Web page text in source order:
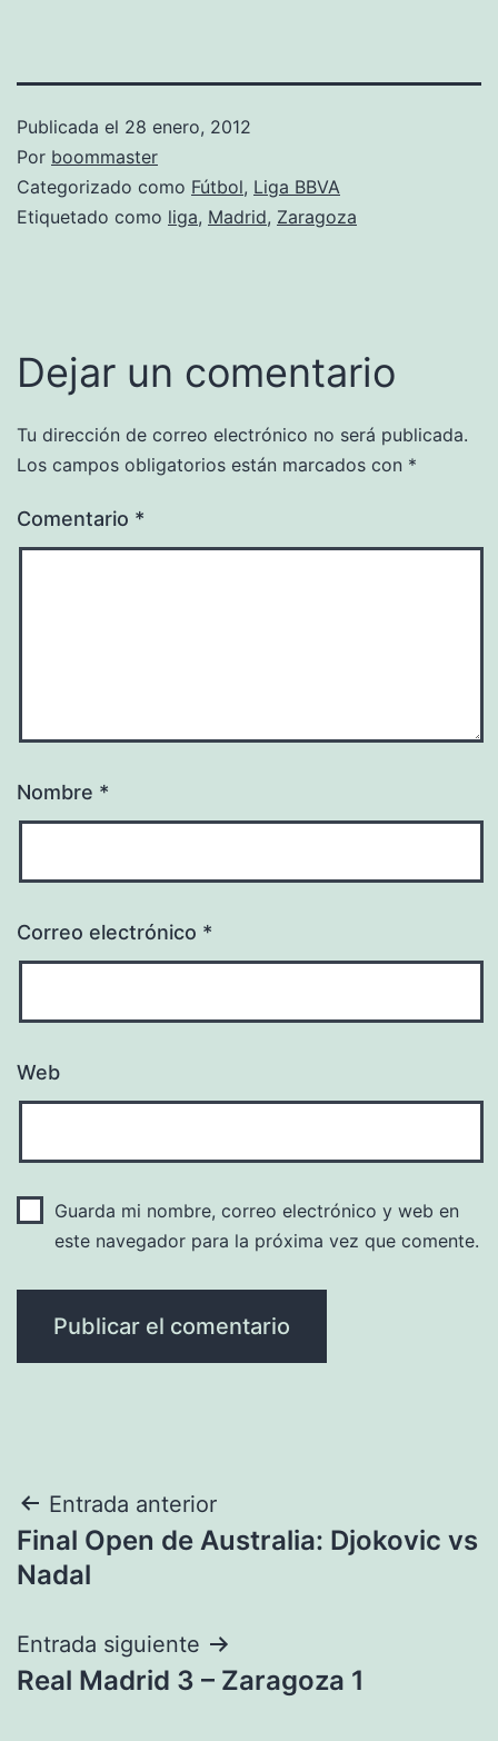
Publicada el 28 enero, 2012
Por boommaster
Categorizado como Fútbol, Liga BBVA
Etiquetado como liga, Madrid, Zaragoza
Dejar un comentario
Tu dirección de correo electrónico no será publicada.
Los campos obligatorios están marcados con *
Comentario *
Nombre *
Correo electrónico *
Web
Guarda mi nombre, correo electrónico y web en
este navegador para la próxima vez que comente.
Navegación
de
Entrada anterior
Final Open de Australia: Djokovic vs
Nadal
Entrada siguiente
Real Madrid 3 – Zaragoza 1